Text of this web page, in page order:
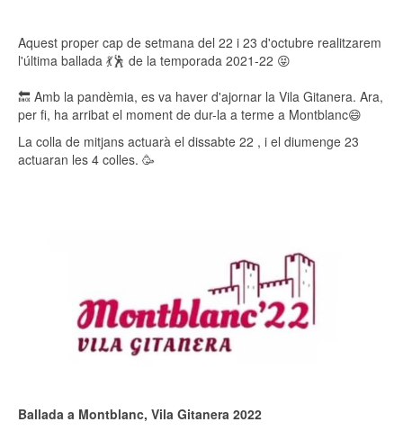
Aquest proper cap de setmana del 22 i 23 d'octubre realitzarem
l'última ballada 💃🕺 de la temporada 2021-22 😝
🔙 Amb la pandèmia, es va haver d'ajornar la Vila Gitanera. Ara,
per fi, ha arribat el moment de dur-la a terme a Montblanc😄
La colla de mitjans actuarà el dissabte 22 , i el diumenge 23
actuaran les 4 colles. 🥳
Ballada a Montblanc, Vila Gitanera 2022